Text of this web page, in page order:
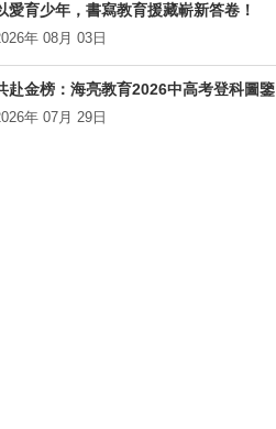
愛育少年，書寫教育援藏嶄新答卷！
年 08月 03日
赴金榜：海亮教育2026中高考登科圖鑒
年 07月 29日